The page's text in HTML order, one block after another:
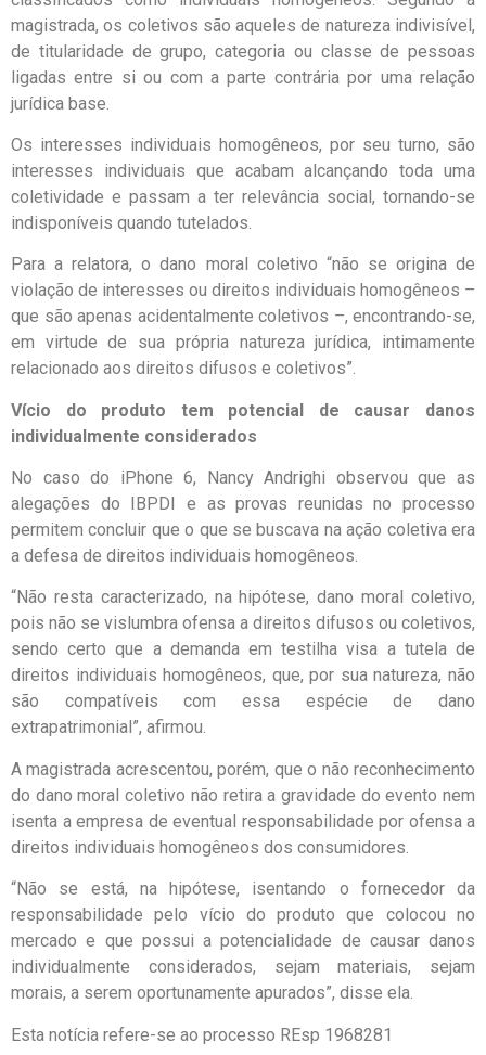
magistrada, os coletivos são aqueles de natureza indivisível,
de titularidade de grupo, categoria ou classe de pessoas
ligadas entre si ou com a parte contrária por uma relação
jurídica base.
Os interesses individuais homogêneos, por seu turno, são
interesses individuais que acabam alcançando toda uma
coletividade e passam a ter relevância social, tornando-se
indisponíveis quando tutelados.
Para a relatora, o dano moral coletivo “não se origina de
violação de interesses ou direitos individuais homogêneos –
que são apenas acidentalmente coletivos –, encontrando-se,
em virtude de sua própria natureza jurídica, intimamente
relacionado aos direitos difusos e coletivos”.
Vício do produto tem potencial de causar danos
individualmente considerados
No caso do iPhone 6, Nancy Andrighi observou que as
alegações do IBPDI e as provas reunidas no processo
permitem concluir que o que se buscava na ação coletiva era
a defesa de direitos individuais homogêneos.
“Não resta caracterizado, na hipótese, dano moral coletivo,
pois não se vislumbra ofensa a direitos difusos ou coletivos,
sendo certo que a demanda em testilha visa a tutela de
direitos individuais homogêneos, que, por sua natureza, não
são compatíveis com essa espécie de dano
extrapatrimonial”, afirmou.
A magistrada acrescentou, porém, que o não reconhecimento
do dano moral coletivo não retira a gravidade do evento nem
isenta a empresa de eventual responsabilidade por ofensa a
direitos individuais homogêneos dos consumidores.
“Não se está, na hipótese, isentando o fornecedor da
responsabilidade pelo vício do produto que colocou no
mercado e que possui a potencialidade de causar danos
individualmente considerados, sejam materiais, sejam
morais, a serem oportunamente apurados”, disse ela.
Esta notícia refere-se ao processo REsp 1968281